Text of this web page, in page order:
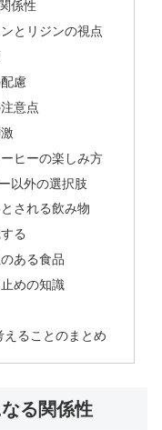
係性
とリジンの視点
慮
意点
ヒーの楽しみ方
以外の選択肢
される飲み物
る
ある食品
めの知識
えることのまとめ
る関係性